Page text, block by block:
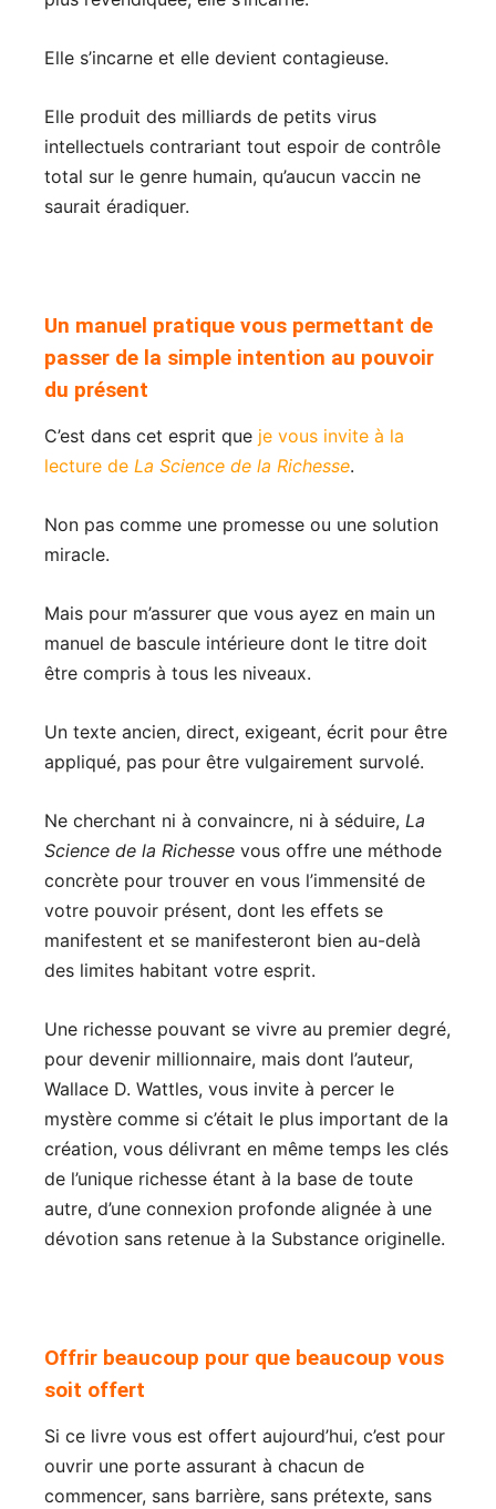
Elle s’incarne et elle devient contagieuse.
Elle produit des milliards de petits virus
intellectuels contrariant tout espoir de contrôle
total sur le genre humain, qu’aucun vaccin ne
saurait éradiquer.
Un manuel pratique vous permettant de
passer de la simple intention au pouvoir
du présent
C’est dans cet esprit que je vous invite à la
lecture de La Science de la Richesse.
Non pas comme une promesse ou une solution
miracle.
Mais pour m’assurer que vous ayez en main un
manuel de bascule intérieure dont le titre doit
être compris à tous les niveaux.
Un texte ancien, direct, exigeant, écrit pour être
appliqué, pas pour être vulgairement survolé.
Ne cherchant ni à convaincre, ni à séduire, La
Science de la Richesse vous offre une méthode
concrète pour trouver en vous l’immensité de
votre pouvoir présent, dont les effets se
manifestent et se manifesteront bien au-delà
des limites habitant votre esprit.
Une richesse pouvant se vivre au premier degré,
pour devenir millionnaire, mais dont l’auteur,
Wallace D. Wattles, vous invite à percer le
mystère comme si c’était le plus important de la
création, vous délivrant en même temps les clés
de l’unique richesse étant à la base de toute
autre, d’une connexion profonde alignée à une
dévotion sans retenue à la Substance originelle.
Offrir beaucoup pour que beaucoup vous
soit offert
Si ce livre vous est offert aujourd’hui, c’est pour
ouvrir une porte assurant à chacun de
commencer, sans barrière, sans prétexte, sans